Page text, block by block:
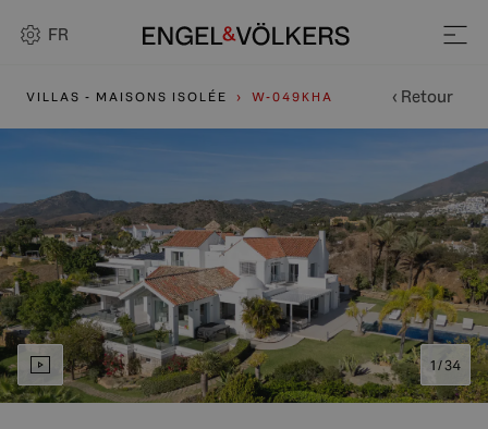
FR
VILLAS - MAISONS ISOLÉE W-049KHA ‹ Retour
1 / 34